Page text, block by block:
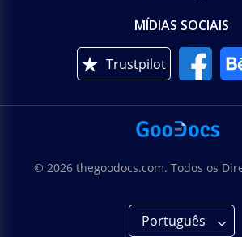
MÍDIAS SOCIAIS
Trustpilot
© 2026 thegoodocs.com. Todos os
Português